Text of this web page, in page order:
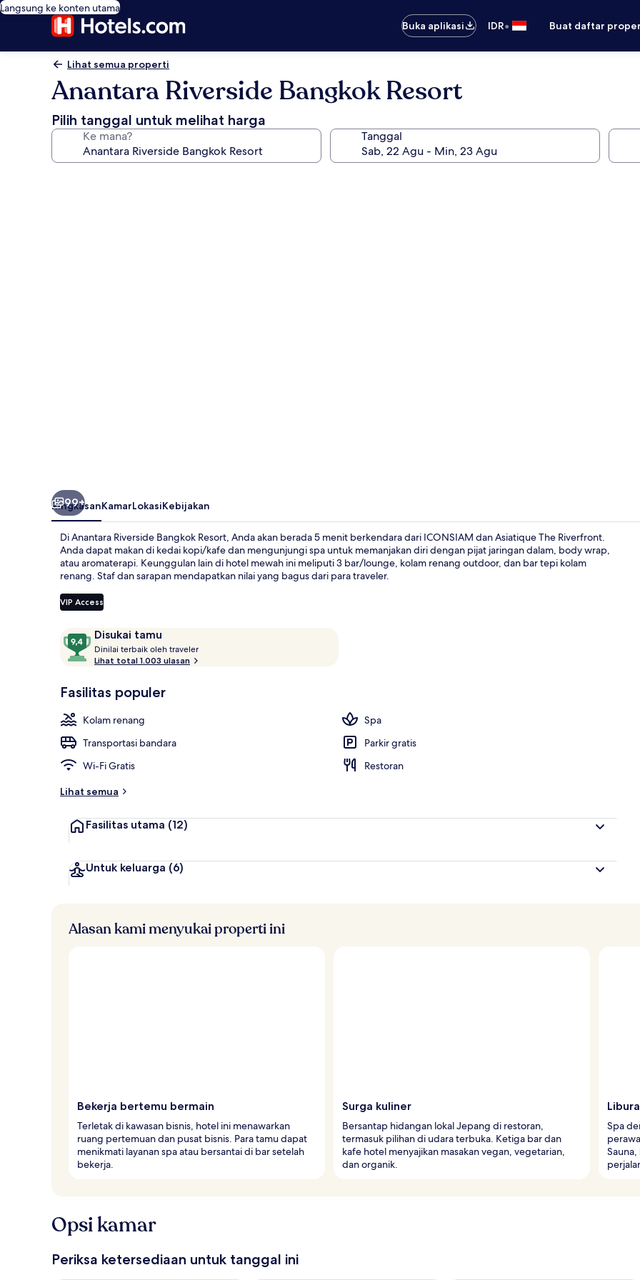
Langsung ke konten utama
Buka aplikasi
IDR• Buat daftar
Lihat semua properti
Anantara Riverside Bangkok Resort
Pilih tanggal untuk melihat harga
Ke mana? Tanggal
99+
RingkasanKamarLokasiKebijakan
Di Anantara Riverside Bangkok Resort, Anda akan berada 5 menit berkendara dari ICONSIAM dan Asiatique The Riverfront.
Anda dapat makan di kedai kopi/kafe dan mengunjungi spa untuk memanjakan diri dengan pijat jaringan dalam, body wrap,
atau aromaterapi. Keunggulan lain di hotel mewah ini meliputi 3 bar/lounge, kolam renang outdoor, dan bar tepi kolam
renang. Staf dan sarapan mendapatkan nilai yang bagus dari para traveler.
VIP Access
Ulasan Disukai tamu
9,4
dari
10,
tamu
Dinilai terbaik oleh traveler
i
r
Lihat total 1.003 ulasan
Fasilitas populer
Kolam renang
Spa
Transportasi bandara
Parkir gratis
Wi-Fi Gratis
Restoran
Lihat semua
Fasilitas utama (12)
Untuk keluarga (6)
Alasan kami menyukai properti ini
Bekerja bertemu bermain
Terletak di kawasan bisnis, hotel ini menawarkan
ruang pertemuan dan pusat bisnis. Para tamu dapat
menikmati layanan spa atau bersantai di bar setelah
bekerja.
Surga kuliner
Bersantap hidangan lokal Jepang di restoran,
termasuk pilihan di udara terbuka. Ketiga bar dan
kafe hotel menyajikan masakan vegan, vegetarian,
dan organik.
Spa
Opsi kamar
Periksa ketersediaan untuk tanggal ini